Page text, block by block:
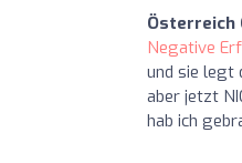
Österreich
Negative
und sie legt
aber jetzt
hab ich